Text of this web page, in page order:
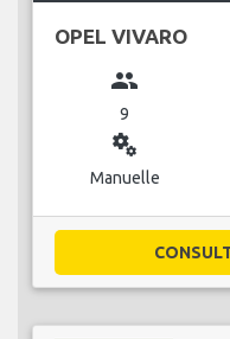
OPEL VIVARO
group
9
miscellaneous_services
Manuelle